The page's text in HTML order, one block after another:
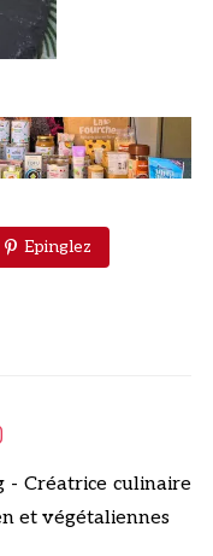
Epinglez
- Créatrice culinaire
et végétaliennes